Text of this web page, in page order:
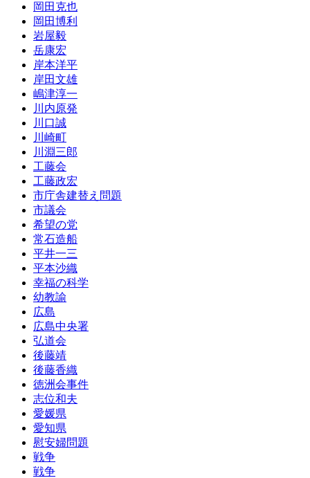
岡田克也
岡田博利
岩屋毅
岳康宏
岸本洋平
岸田文雄
嶋津淳一
川内原発
川口誠
川崎町
川淵三郎
工藤会
工藤政宏
市庁舎建替え問題
市議会
希望の党
常石造船
平井一三
平本沙織
幸福の科学
幼教諭
広島
広島中央署
弘道会
後藤靖
後藤香織
徳洲会事件
志位和夫
愛媛県
愛知県
慰安婦問題
戦争
戦争